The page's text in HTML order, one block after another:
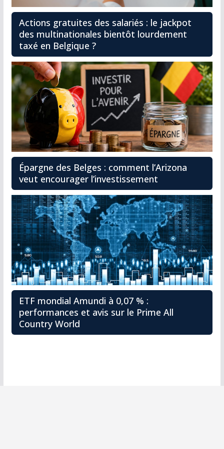
Actions gratuites des salariés : le jackpot
des multinationales bientôt lourdement
taxé en Belgique ?
Épargne des Belges : comment l’Arizona
veut encourager l’investissement
ETF mondial Amundi à 0,07 % :
performances et avis sur le Prime All
Country World